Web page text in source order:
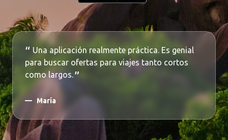
Una aplicación realmente práctica. Es genial
para buscar ofertas para viajes tanto cortos
como largos.
María